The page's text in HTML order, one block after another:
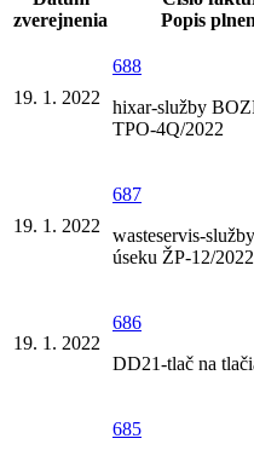
zverejnenia
Popis
19. 1. 2022
688
hixar-služby
TPO-4Q/2022
19. 1. 2022
687
wasteservis-
úseku ŽP-12/2022
19. 1. 2022
686
DD21-tlač na
685